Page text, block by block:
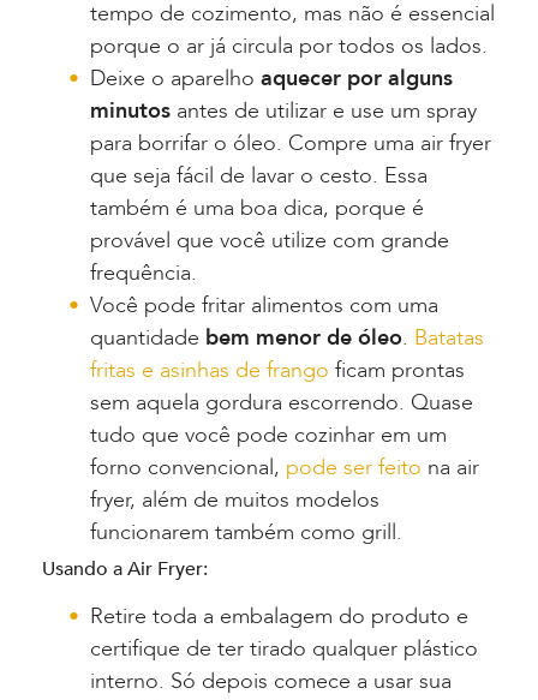
tempo de cozimento, mas não é essencial
porque o ar já circula por todos os lados.
Deixe o aparelho aquecer por alguns
minutos antes de utilizar e use um spray
para borrifar o óleo. Compre uma air fryer
que seja fácil de lavar o cesto. Essa
também é uma boa dica, porque é
provável que você utilize com grande
frequência.
Você pode fritar alimentos com uma
quantidade bem menor de óleo. Batatas
fritas e asinhas de frango ficam prontas
sem aquela gordura escorrendo. Quase
tudo que você pode cozinhar em um
forno convencional, pode ser feito na air
fryer, além de muitos modelos
funcionarem também como grill.
Usando a Air Fryer:
Retire toda a embalagem do produto e
certifique de ter tirado qualquer plástico
interno. Só depois comece a usar sua